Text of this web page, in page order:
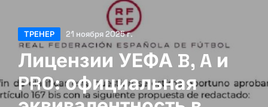
ТРЕНЕР 21 ноября 2025 г.
Лицензии УЕФА B, A и
PRO: официальная